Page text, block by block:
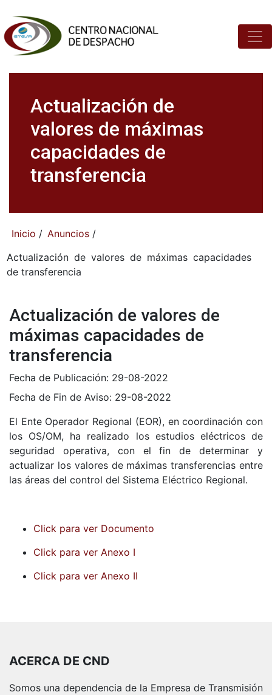
Actualización de
valores de máximas
capacidades de
transferencia
Inicio / Anuncios /
Actualización de valores de máximas capacidades
de transferencia
Actualización de valores de
máximas capacidades de
transferencia
Fecha de Publicación: 29-08-2022
Fecha de Fin de Aviso: 29-08-2022
El Ente Operador Regional (EOR), en coordinación con
los OS/OM, ha realizado los estudios eléctricos de
seguridad operativa, con el fin de determinar y
actualizar los valores de máximas transferencias entre
las áreas del control del Sistema Eléctrico Regional.
Click para ver Documento
Click para ver Anexo I
Click para ver Anexo II
ACERCA DE CND
Somos una dependencia de la Empresa de Transmisión